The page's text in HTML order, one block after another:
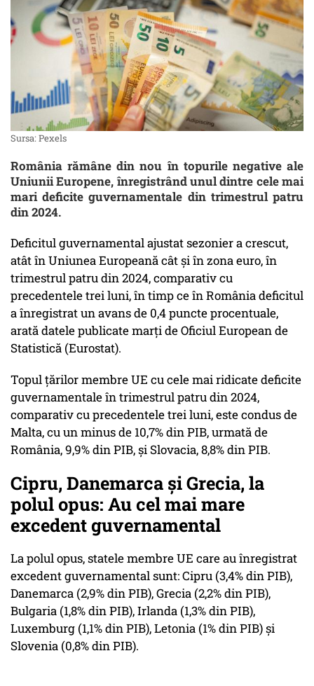
Sursa: Pexels
România rămâne din nou în topurile negative ale
Uniunii Europene, înregistrând unul dintre cele mai
mari deficite guvernamentale din trimestrul patru
din 2024.
Deficitul guvernamental ajustat sezonier a crescut,
atât în Uniunea Europeană cât şi în zona euro, în
trimestrul patru din 2024, comparativ cu
precedentele trei luni, în timp ce în România deficitul
a înregistrat un avans de 0,4 puncte procentuale,
arată datele publicate marți de Oficiul European de
Statistică (Eurostat).
Topul ţărilor membre UE cu cele mai ridicate deficite
guvernamentale în trimestrul patru din 2024,
comparativ cu precedentele trei luni, este condus de
Malta, cu un minus de 10,7% din PIB, urmată de
România, 9,9% din PIB, şi Slovacia, 8,8% din PIB.
Cipru, Danemarca și Grecia, la
polul opus: Au cel mai mare
excedent guvernamental
La polul opus, statele membre UE care au înregistrat
excedent guvernamental sunt: Cipru (3,4% din PIB),
Danemarca (2,9% din PIB), Grecia (2,2% din PIB),
Bulgaria (1,8% din PIB), Irlanda (1,3% din PIB),
Luxemburg (1,1% din PIB), Letonia (1% din PIB) şi
Slovenia (0,8% din PIB).